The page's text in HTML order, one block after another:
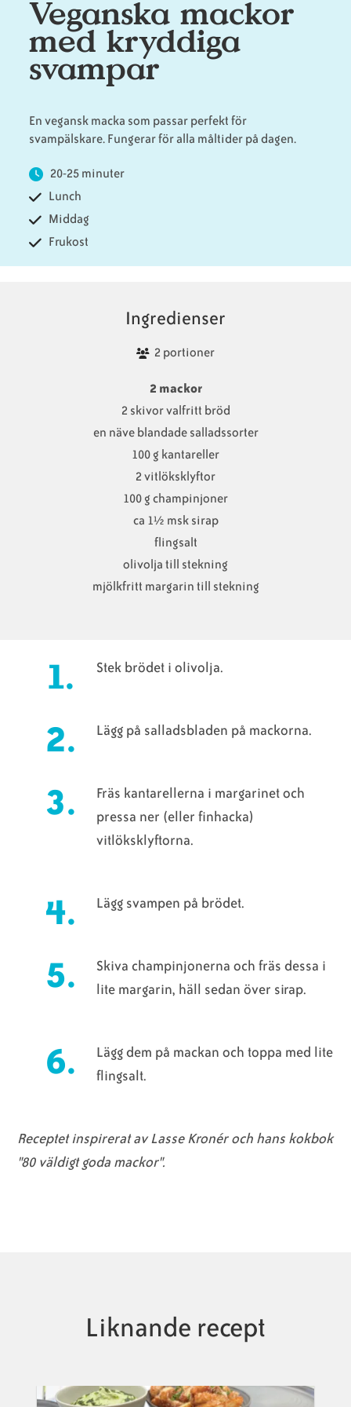
Animaliska
ingredienser
Veganska
konsumentlistor
Vanliga
frågor
Veganska
substitut
Veganska
certifieringar
Veganska mackor
med kryddiga
svampar
En vegansk macka som passar perfekt för
svampälskare. Fungerar för alla måltider på dagen.
20-25 minuter
Lunch
Middag
Frukost
Ingredienser
2 portioner
2 mackor
2 skivor valfritt bröd
en näve blandade salladssorter
100 g kantareller
2 vitlöksklyftor
100 g champinjoner
ca 1½ msk sirap
flingsalt
olivolja till stekning
mjölkfritt margarin till stekning
Stek brödet i olivolja.
Lägg på salladsbladen på mackorna.
Fräs kantarellerna i margarinet och
pressa ner (eller finhacka)
vitlöksklyftorna.
Lägg svampen på brödet.
Skiva champinjonerna och fräs dessa i
lite margarin, häll sedan över sirap.
Lägg dem på mackan och toppa med lite
flingsalt.
Receptet inspirerat av Lasse Kronér och hans kokbok
"80 väldigt goda mackor".
Liknande recept